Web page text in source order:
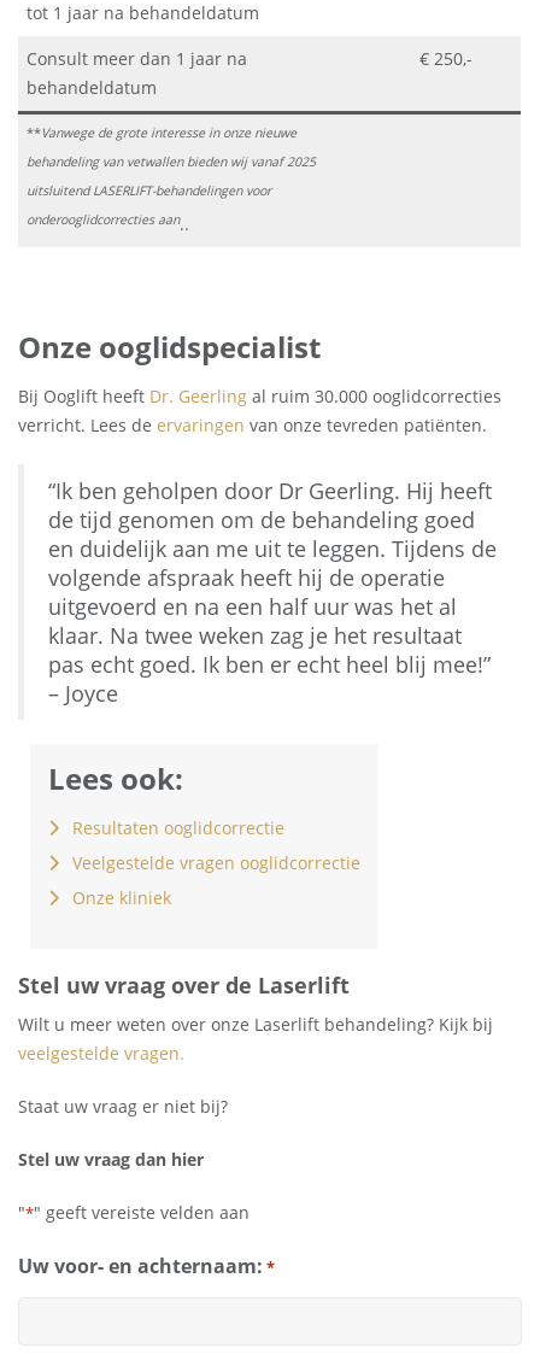
tot 1 jaar na behandeldatum
Consult meer dan 1 jaar na
behandeldatum
€ 250,-
**Vanwege de grote interesse in onze nieuwe
behandeling van vetwallen bieden wij vanaf 2025
uitsluitend LASERLIFT-behandelingen voor
onderooglidcorrecties aan..
Onze ooglidspecialist
Bij Ooglift heeft Dr. Geerling al ruim 30.000 ooglidcorrecties
verricht. Lees de ervaringen van onze tevreden patiënten.
“Ik ben geholpen door Dr Geerling. Hij heeft
de tijd genomen om de behandeling goed
en duidelijk aan me uit te leggen. Tijdens de
volgende afspraak heeft hij de operatie
uitgevoerd en na een half uur was het al
klaar. Na twee weken zag je het resultaat
pas echt goed. Ik ben er echt heel blij mee!”
– Joyce
Lees ook:
Resultaten ooglidcorrectie
Veelgestelde vragen ooglidcorrectie
Onze kliniek
Stel uw vraag over de Laserlift
Wilt u meer weten over onze Laserlift behandeling? Kijk bij
veelgestelde vragen.
Staat uw vraag er niet bij?
Stel uw vraag dan hier
"*" geeft vereiste velden aan
Uw voor- en achternaam: *